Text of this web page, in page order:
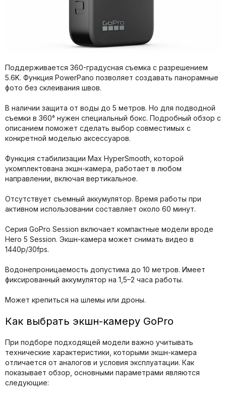
Поддерживается 360-градусная съемка с разрешением
5.6K. Функция PowerPano позволяет создавать панорамные
фото без склеивания швов.
В наличии защита от воды до 5 метров. Но для подводной
съемки в 360° нужен специальный бокс. Подробный обзор с
описанием поможет сделать выбор совместимых с
конкретной моделью аксессуаров.
Функция стабилизации Max HyperSmooth, которой
укомплектована экшн-камера, работает в любом
направлении, включая вертикальное.
Отсутствует съемный аккумулятор. Время работы при
активном использовании составляет около 60 минут.
Серия GoPro Session включает компактные модели вроде
Hero 5 Session. Экшн-камера может снимать видео в
1440p/30fps.
Водонепроницаемость допустима до 10 метров. Имеет
фиксированный аккумулятор на 1,5–2 часа работы.
Может крепиться на шлемы или дроны.
Как выбрать экшн-камеру GoPro
При подборе подходящей модели важно учитывать
технические характеристики, которыми экшн-камера
отличается от аналогов и условия эксплуатации. Как
показывает обзор, основными параметрами являются
следующие: